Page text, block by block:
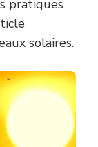
pratiques
solaires.